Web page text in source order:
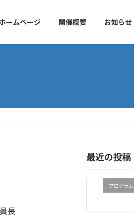
ームページ 開催概要 お知らせ
行委員長
最近の投稿
プログラム